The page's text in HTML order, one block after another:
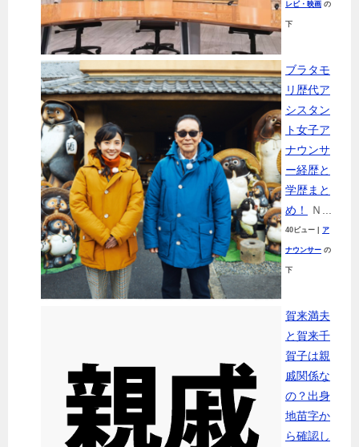
レビ・映画 の
下
ブラタモ
リ歴代ア
シスタン
ト女子ア
ナウンサ
ー経歴と
学歴まと
め！
Ｎ...
40ビュー ア
ナウンサー の
下
賀来満夫
と賀来千
賀子は親
戚関係な
の？出身
地苗字か
ら確認し